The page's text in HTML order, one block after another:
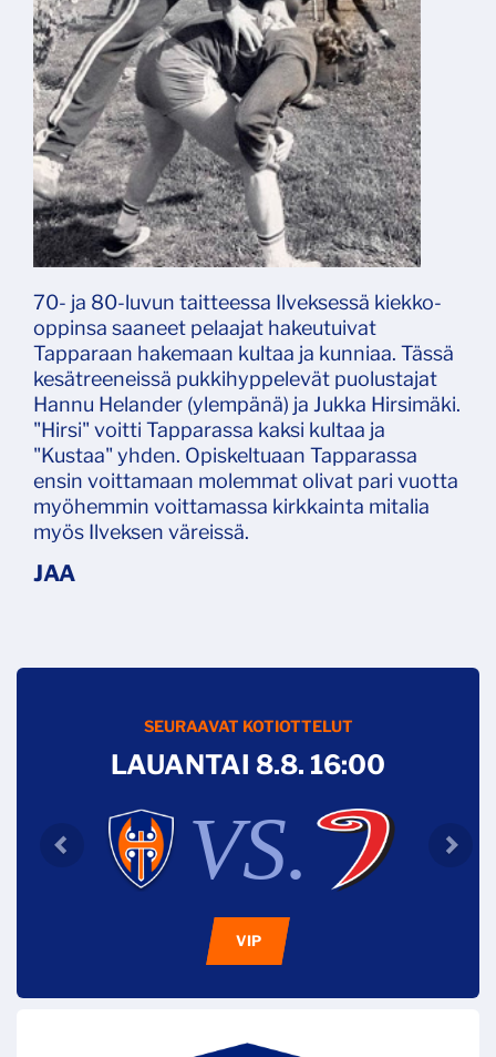
70- ja 80-luvun taitteessa Ilveksessä kiekko-
oppinsa saaneet pelaajat hakeutuivat
Tapparaan hakemaan kultaa ja kunniaa. Tässä
kesätreeneissä pukkihyppelevät puolustajat
Hannu Helander (ylempänä) ja Jukka Hirsimäki.
"Hirsi" voitti Tapparassa kaksi kultaa ja
"Kustaa" yhden. Opiskeltuaan Tapparassa
ensin voittamaan molemmat olivat pari vuotta
myöhemmin voittamassa kirkkainta mitalia
myös Ilveksen väreissä.
SEURAAVAT KOTIOTTELUT
LAUANTAI 8.8. 16:00
VS.
VIP